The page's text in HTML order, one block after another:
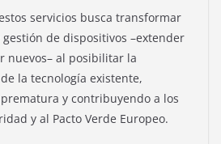
servicios busca transformar
de dispositivos –extender
nuevos– al posibilitar la
la tecnología existente,
y contribuyendo a los
y al Pacto Verde Europeo.